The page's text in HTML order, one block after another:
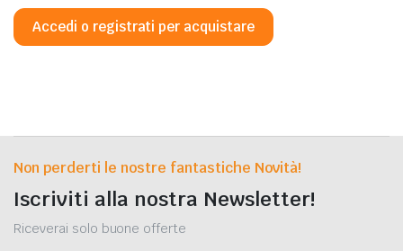
Accedi o registrati per acquistare
Non perderti le nostre fantastiche Novità!
Iscriviti alla nostra Newsletter!
Riceverai solo buone offerte